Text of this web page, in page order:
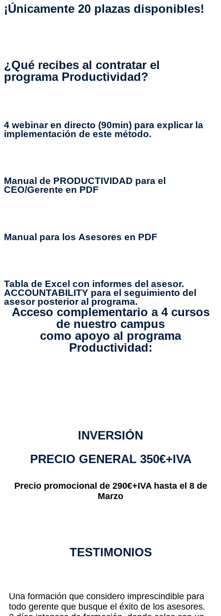
¡Únicamente 20 plazas disponibles!
¿Qué recibes al contratar el
programa Productividad?
4 webinar en directo (90min) para explicar la
implementación de este método.
Manual de PRODUCTIVIDAD para el
CEO/Gerente en PDF
Manual para los Asesores en PDF
Tabla de Excel con informes del asesor.
ACCOUNTABILITY para el seguimiento del
asesor posterior al programa.
Acceso complementario a 4 cursos
de nuestro campus
como apoyo al programa
Productividad:
INVERSIÓN
PRECIO GENERAL 350€+IVA
Precio promocional de 290€+IVA hasta el 8 de
Marzo
TESTIMONIOS
Una formación que considero imprescindible para
todo gerente que busque el éxito de los asesores.